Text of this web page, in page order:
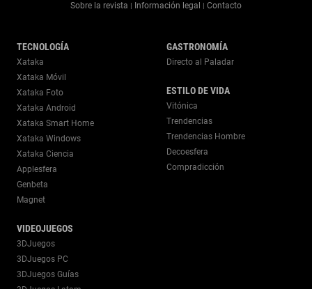
Sobre la revista Información legal Contacto
TECNOLOGÍA
Xataka
Xataka Móvil
Xataka Foto
Xataka Android
Xataka Smart Home
Xataka Windows
Xataka Ciencia
Applesfera
Genbeta
Magnet
VIDEOJUEGOS
3DJuegos
3DJuegos PC
3DJuegos Guías
GASTRONOMÍA
Directo al Paladar
ESTILO DE VIDA
Vitónica
Trendencias
Trendencias Hombre
Decoesfera
Compradicción